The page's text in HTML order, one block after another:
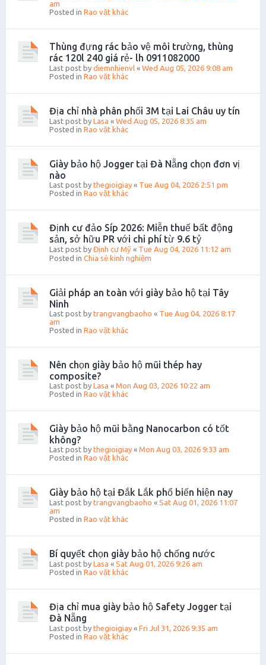
am
Posted in Rao vặt khác
Thùng đựng rác bảo vệ môi trường, thùng
rác 120l 240 giá rẻ- lh 0911082000
Last post by diemnhienvl « Wed Aug 05, 2026 9:08 am
Posted in Rao vặt khác
Địa chỉ nhà phân phối 3M tại Lai Châu uy tín
Last post by Lasa « Wed Aug 05, 2026 8:35 am
Posted in Rao vặt khác
Giày bảo hộ Jogger tại Đà Nẵng chọn đơn vị
nào
Last post by thegioigiay « Tue Aug 04, 2026 2:51 pm
Posted in Rao vặt khác
Định cư đảo Síp 2026: Miễn thuế bất động
sản, sở hữu PR với chi phí từ 9.6 tỷ
Last post by Định cư Mỹ « Tue Aug 04, 2026 11:12 am
Posted in Chia sẻ kinh nghiệm
Giải pháp an toàn với giày bảo hộ tại Tây
Ninh
Last post by trangvangbaoho « Tue Aug 04, 2026 8:17
am
Posted in Rao vặt khác
Nên chọn giày bảo hộ mũi thép hay
composite?
Last post by Lasa « Mon Aug 03, 2026 10:22 am
Posted in Rao vặt khác
Giày bảo hộ mũi bằng Nanocarbon có tốt
không?
Last post by thegioigiay « Mon Aug 03, 2026 9:33 am
Posted in Rao vặt khác
Giày bảo hộ tại Đắk Lắk phổ biến hiện nay
Last post by trangvangbaoho « Sat Aug 01, 2026 11:07
am
Posted in Rao vặt khác
Bí quyết chọn giày bảo hộ chống nước
Last post by Lasa « Sat Aug 01, 2026 9:26 am
Posted in Rao vặt khác
Địa chỉ mua giày bảo hộ Safety Jogger tại
Đà Nẵng
Last post by thegioigiay « Fri Jul 31, 2026 9:35 am
Posted in Rao vặt khác